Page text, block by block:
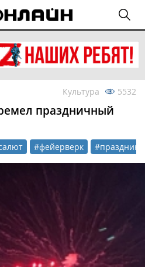
Культура 5532
праздничный
#фейерверк #праздник